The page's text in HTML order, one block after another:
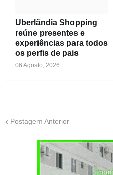
Uberlândia Shopping
reúne presentes e
experiências para todos
os perfis de pais
06 Agosto, 2026
Postagem Anterior